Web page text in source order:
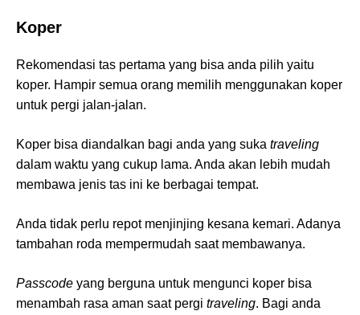
Koper
Rekomendasi tas pertama yang bisa anda pilih yaitu
koper. Hampir semua orang memilih menggunakan koper
untuk pergi jalan-jalan.
Koper bisa diandalkan bagi anda yang suka traveling
dalam waktu yang cukup lama. Anda akan lebih mudah
membawa jenis tas ini ke berbagai tempat.
Anda tidak perlu repot menjinjing kesana kemari. Adanya
tambahan roda mempermudah saat membawanya.
Passcode yang berguna untuk mengunci koper bisa
menambah rasa aman saat pergi traveling. Bagi anda